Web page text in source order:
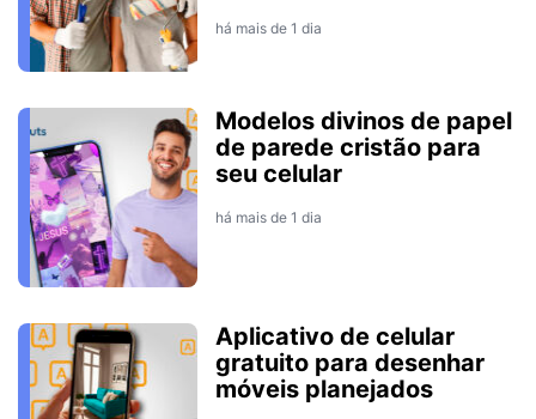
há mais de 1 dia
Modelos divinos de papel
de parede cristão para
seu celular
há mais de 1 dia
Aplicativo de celular
gratuito para desenhar
móveis planejados